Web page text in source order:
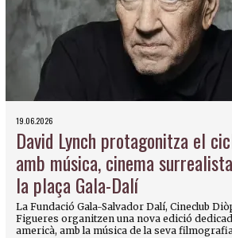
19.06.2026
David Lynch protagonitza el
amb música, cinema
la plaça Gala-Dalí
La Fundació Gala-Salvador Dalí, Cineclub
Figueres organitzen una nova edició
americà, amb la música de la seva